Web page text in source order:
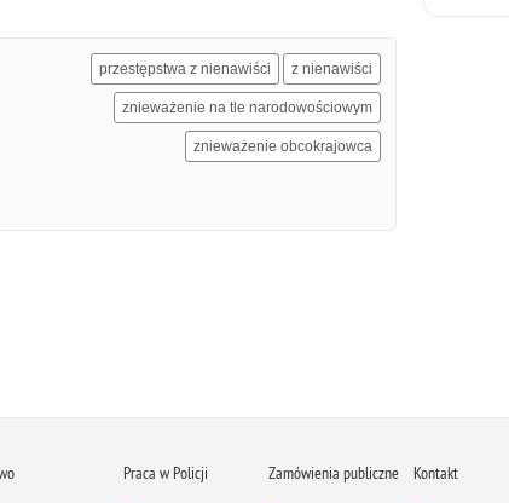
przestępstwa z nienawiści z nienawiści
znieważenie na tle narodowościowym
znieważenie obcokrajowca
Praca w Policji Zamówienia publiczne Kontakt